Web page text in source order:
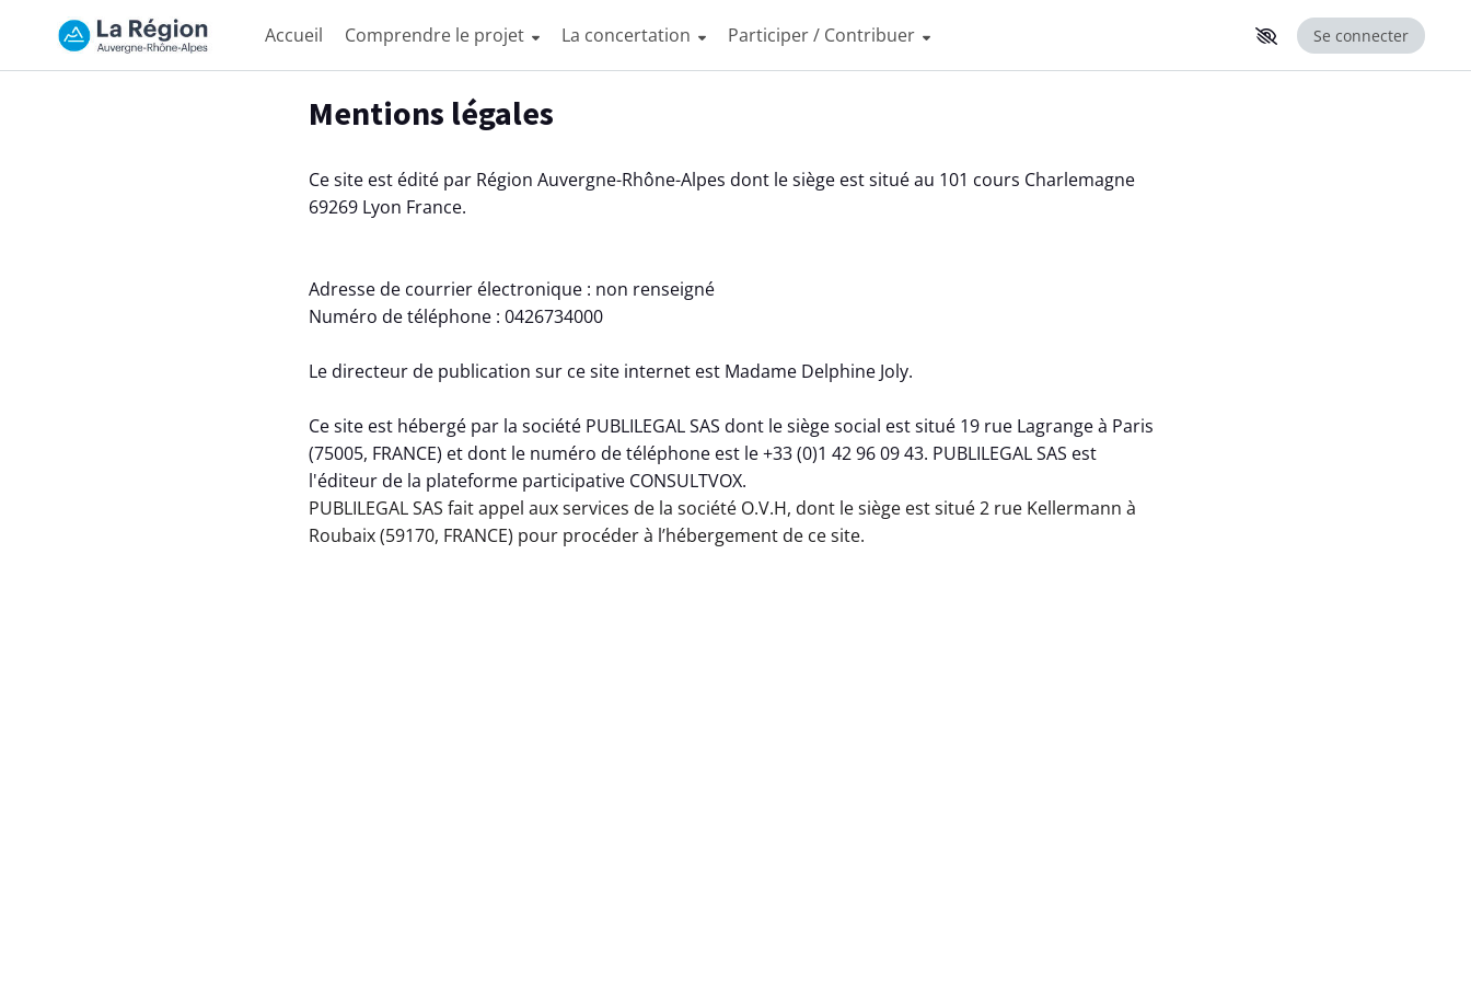
Accueil Comprendre le projet La concertation Participer / Contribuer Se connecter
Mentions légales
Ce site est édité par Région Auvergne-Rhône-Alpes dont le siège est situé au 101 cours Charlemagne
69269 Lyon France.
Adresse de courrier électronique : non renseigné
Numéro de téléphone : 0426734000
Le directeur de publication sur ce site internet est Madame Delphine Joly.
Ce site est hébergé par la société PUBLILEGAL SAS dont le siège social est situé 19 rue Lagrange à Paris
(75005, FRANCE) et dont le numéro de téléphone est le +33 (0)1 42 96 09 43. PUBLILEGAL SAS est
l'éditeur de la plateforme participative CONSULTVOX.
PUBLILEGAL SAS fait appel aux services de la société O.V.H, dont le siège est situé 2 rue Kellermann à
Roubaix (59170, FRANCE) pour procéder à l’hébergement de ce site.